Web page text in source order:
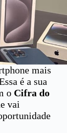
mais
é a sua
o Cifra do
vai